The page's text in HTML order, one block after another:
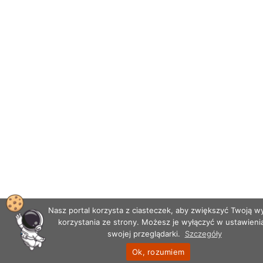
Nasz portal korzysta z ciasteczek, aby zwiększyć Twoją
korzystania ze strony. Możesz je wyłączyć w
swojej przeglądarki.
Szczegóły
Ok, rozumiem